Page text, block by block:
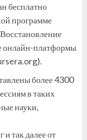
бесплатно
программе
онлайн-платформы
более 4300
в таких
науки,
так далее от